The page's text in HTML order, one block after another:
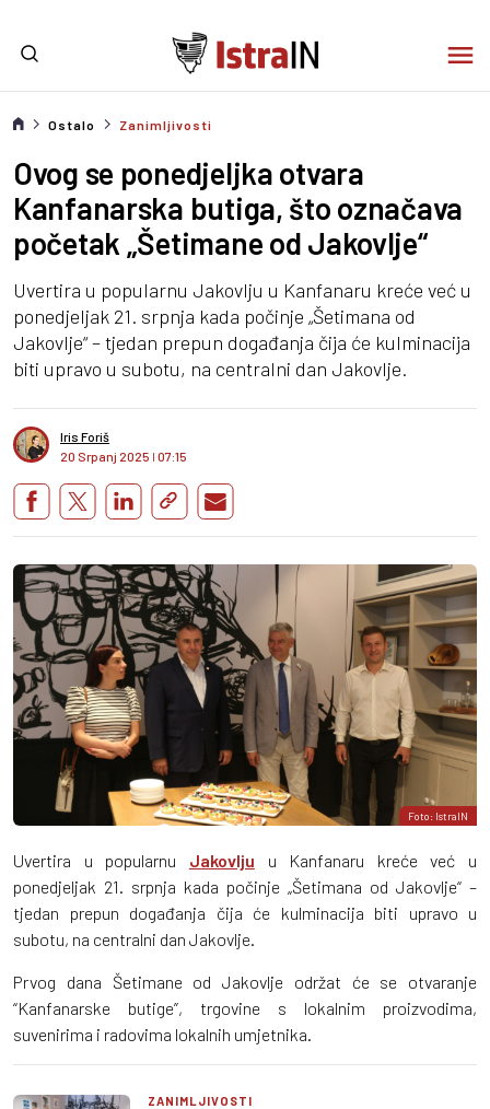
Ostalo Zanimljivosti
Ovog se ponedjeljka otvara
Kanfanarska butiga, što označava
početak „Šetimane od Jakovlje“
Uvertira u popularnu Jakovlju u Kanfanaru kreće već u
ponedjeljak 21. srpnja kada počinje „Šetimana od
Jakovlje“ – tjedan prepun događanja čija će kulminacija
biti upravo u subotu, na centralni dan Jakovlje.
Iris Foriš
20 Srpanj 2025 I 07:15
Foto: IstraIN
Uvertira u popularnu Jakovlju u Kanfanaru kreće već u
ponedjeljak 21. srpnja kada počinje „Šetimana od Jakovlje“ –
tjedan prepun događanja čija će kulminacija biti upravo u
subotu, na centralni dan Jakovlje.
Prvog dana Šetimane od Jakovlje održat će se otvaranje
“Kanfanarske butige”, trgovine s lokalnim proizvodima,
suvenirima i radovima lokalnih umjetnika.
ZANIMLJIVOSTI